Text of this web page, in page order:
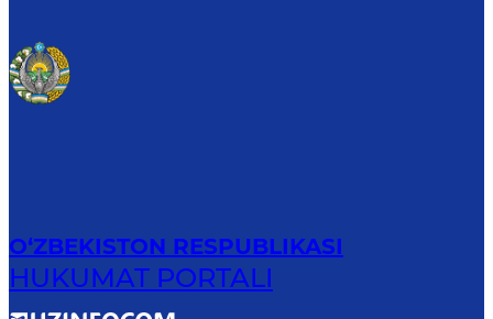
O‘ZBEKISTON RESPUBLIKASI
HUKUMAT PORTALI